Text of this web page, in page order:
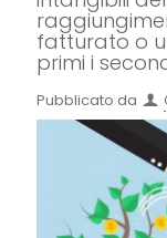
fatturato o
primi i
Pubblicato da